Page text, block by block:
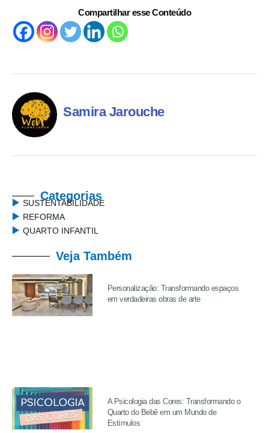
Compartilhar esse Conteúdo
Samira Jarouche
Categorias
SUSTENTABILIDADE
REFORMA
QUARTO INFANTIL
Veja Também
Personalização: Transformando espaços
em verdadeiras obras de arte
A Psicologia das Cores: Transformando o
Quarto do Bebê em um Mundo de
Estímulos